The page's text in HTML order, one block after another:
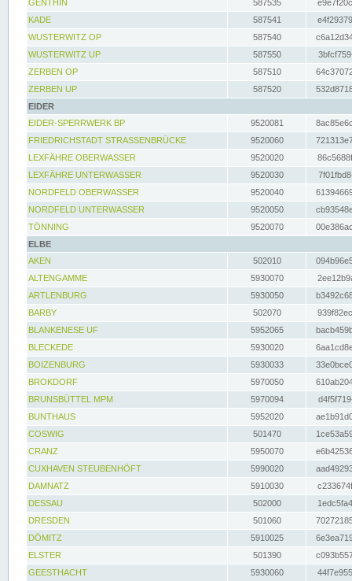
GENTHIN
587535
KADE
587541
WUSTERWITZ OP
587540
WUSTERWITZ UP
587550
ZERBEN OP
587510
ZERBEN UP
587520
EIDER
EIDER-SPERRWERK BP
9520081
FRIEDRICHSTADT STRASSENBRÜCKE
9520060
LEXFÄHRE OBERWASSER
9520020
LEXFÄHRE UNTERWASSER
9520030
NORDFELD OBERWASSER
9520040
NORDFELD UNTERWASSER
9520050
TÖNNING
9520070
ELBE
AKEN
502010
ALTENGAMME
5930070
ARTLENBURG
5930050
BARBY
502070
BLANKENESE UF
5952065
BLECKEDE
5930020
BOIZENBURG
5930033
BROKDORF
5970050
BRUNSBÜTTEL MPM
5970094
BUNTHAUS
5952020
COSWIG
501470
CRANZ
5950070
CUXHAVEN STEUBENHÖFT
5990020
DAMNATZ
5910030
DESSAU
502000
DRESDEN
501060
DÖMITZ
5910025
ELSTER
501390
GEESTHACHT
5930060